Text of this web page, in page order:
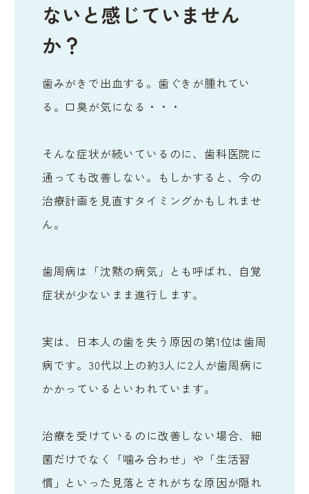
ないと感じていません
か？
歯みがきで出血する。歯ぐきが腫れてい
る。口臭が気になる・・・
そんな症状が続いているのに、歯科医院に
通っても改善しない。もしかすると、今の
治療計画を見直すタイミングかもしれませ
ん。
歯周病は「沈黙の病気」とも呼ばれ、自覚
症状が少ないまま進行します。
実は、日本人の歯を失う原因の第1位は歯周
病です。30代以上の約3人に2人が歯周病に
かかっているといわれています。
治療を受けているのに改善しない場合、細
菌だけでなく「噛み合わせ」や「生活習
慣」といった見落とされがちな原因が隠れ